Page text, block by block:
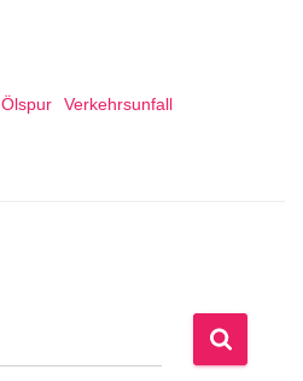
Ölspur Verkehrsunfall